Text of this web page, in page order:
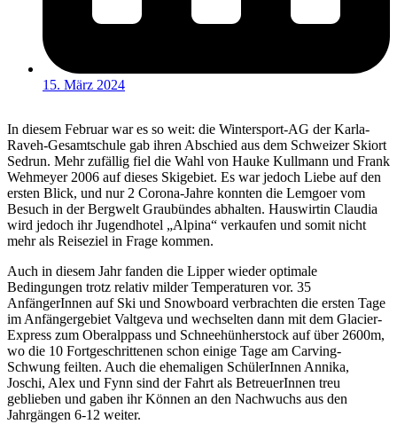
15. März 2024
In diesem Februar war es so weit: die Wintersport-AG der Karla-
Raveh-Gesamtschule gab ihren Abschied aus dem Schweizer Skiort
Sedrun. Mehr zufällig fiel die Wahl von Hauke Kullmann und Frank
Wehmeyer 2006 auf dieses Skigebiet. Es war jedoch Liebe auf den
ersten Blick, und nur 2 Corona-Jahre konnten die Lemgoer vom
Besuch in der Bergwelt Graubündes abhalten. Hauswirtin Claudia
wird jedoch ihr Jugendhotel „Alpina“ verkaufen und somit nicht
mehr als Reiseziel in Frage kommen.
Auch in diesem Jahr fanden die Lipper wieder optimale
Bedingungen trotz relativ milder Temperaturen vor. 35
AnfängerInnen auf Ski und Snowboard verbrachten die ersten Tage
im Anfängergebiet Valtgeva und wechselten dann mit dem Glacier-
Express zum Oberalppass und Schneehünherstock auf über 2600m,
wo die 10 Fortgeschrittenen schon einige Tage am Carving-
Schwung feilten. Auch die ehemaligen SchülerInnen Annika,
Joschi, Alex und Fynn sind der Fahrt als BetreuerInnen treu
geblieben und gaben ihr Können an den Nachwuchs aus den
Jahrgängen 6-12 weiter.